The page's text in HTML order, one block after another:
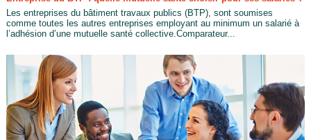
Les entreprises du bâtiment travaux publics (BTP), sont soumises
comme toutes les autres entreprises employant au minimum un salarié à
l’adhésion d’une mutuelle santé collective.Comparateur...